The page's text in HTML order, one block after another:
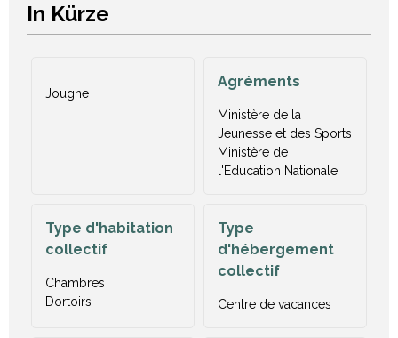
In Kürze
Jougne
Agréments
Ministère de la
Jeunesse et des Sports
Ministère de
l'Education Nationale
Type d'habitation
collectif
Chambres
Dortoirs
Type
d'hébergement
collectif
Centre de vacances